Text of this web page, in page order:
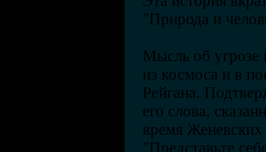
"Природа и
Мысль об угрозе
из космоса и в
Рейгана.
его слова,
время Женевских
"Представьте